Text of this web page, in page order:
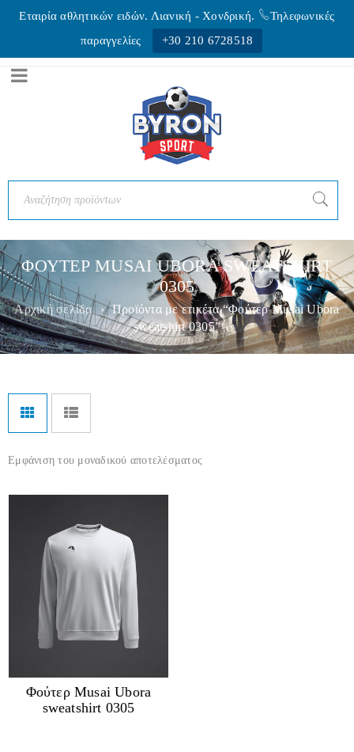
Εταιρία αθλητικών ειδών. Λιανική - Xονδρική.
Τηλεφωνικές
παραγγελίες
+30 210 6728518
ΦΟΥΤΕΡ MUSAI UBORA SWEATSHIRT
0305
Αρχική σελίδα › Προϊόντα με ετικέτα “Φούτερ Musai Ubora
sweatshirt 0305”
Εμφάνιση του μοναδικού αποτελέσματος
Φούτερ Musai Ubora
sweatshirt 0305